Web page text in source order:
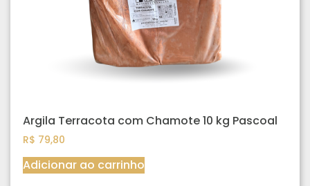
Argila Terracota com Chamote 10 kg Pascoal
R$ 79,80
Adicionar ao carrinho